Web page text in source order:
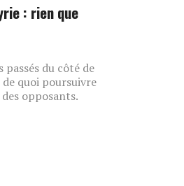
: rien que
du côté de
quoi poursuivre
opposants.